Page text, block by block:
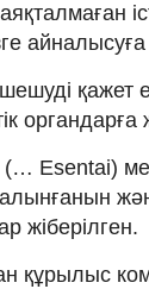
айналысуға
шешуді
органдарға
Esentai)
жіберілген.
құрылыс